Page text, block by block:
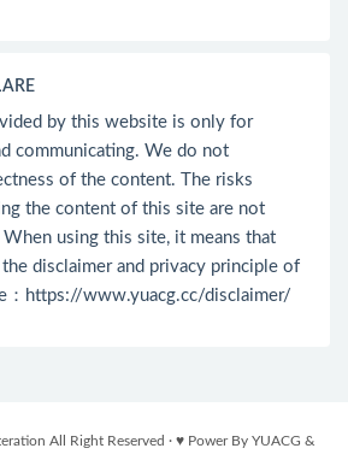
by this website is only for
communicating. We do not
of the content. The risks
the content of this site are not
using this site, it means that
disclaimer and privacy principle of
https://www.yuacg.cc/disclaimer/
All Right Reserved · ♥ Power By YUACG &